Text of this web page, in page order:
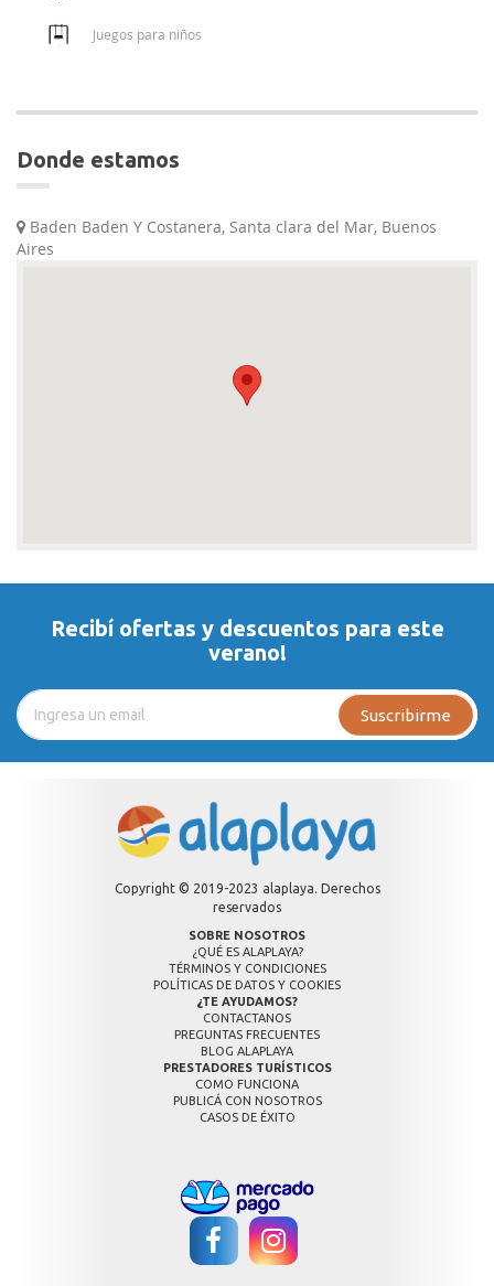
Juegos para niños
donde estamos
Baden Baden Y Costanera, Santa clara del Mar, Buenos
Aires
Recibí ofertas y descuentos para este
verano!
Suscribirme
Copyright © 2019-2023 alaplaya. Derechos
reservados
SOBRE NOSOTROS
¿QUÉ ES ALAPLAYA?
TÉRMINOS Y CONDICIONES
POLÍTICAS DE DATOS Y COOKIES
¿TE AYUDAMOS?
CONTACTANOS
PREGUNTAS FRECUENTES
BLOG ALAPLAYA
PRESTADORES TURÍSTICOS
COMO FUNCIONA
PUBLICÁ CON NOSOTROS
CASOS DE ÉXITO